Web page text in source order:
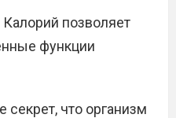
позволяет
функции
что организм